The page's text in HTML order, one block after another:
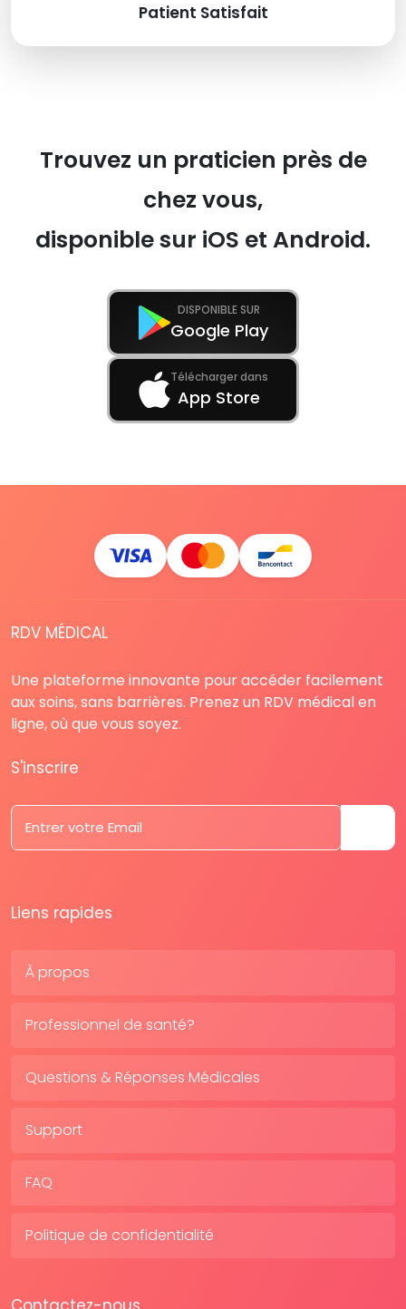
Patient Satisfait
Trouvez un praticien près de
chez vous,
disponible sur iOS et Android.
DISPONIBLE SUR
Google Play
Télécharger dans
App Store
RDV MÉDICAL
Une plateforme innovante pour accéder facilement
aux soins, sans barrières. Prenez un RDV médical en
ligne, où que vous soyez.
S'inscrire
Liens rapides
À propos
Professionnel de santé?
Questions & Réponses Médicales
Support
FAQ
Politique de confidentialité